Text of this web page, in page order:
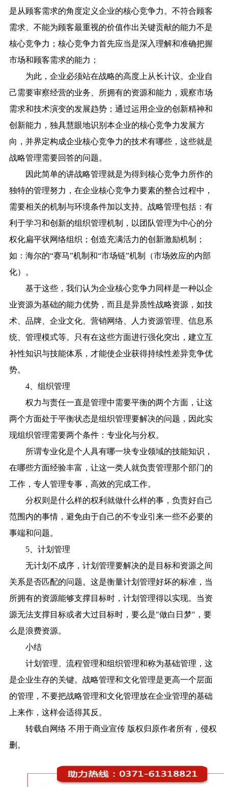
是从顾客需求的角度定义企业的核心竞争力。不符合顾客
需求、不能为顾客最重视的价值作出关键贡献的能力不是
核心竞争力；核心竞争力首先应当是深入理解和准确把握
市场和顾客需求的能力；
为此，企业必须站在战略的高度上从长计议。企业自
己需要审察经营的业务、所拥有的资源和能力，观察市场
需求和技术演变的发展趋势；通过运用企业的创新精神和
创新能力，独具慧眼地识别本企业的核心竞争力发展方
向，并界定构成企业核心竞争力的技术有哪些，这些就是
战略管理需要回答的问题。
因此简单的讲战略管理就是为得到核心竞争力所作的
独特的管理努力，在企业核心竞争力要素的整合过程中，
需要相关的机制与环境条件加以支持。战略管理包括：有
利于学习和创新的组织管理机制，以团队管理为中心的分
权化扁平状网络组织；创造充满活力的创新激励机制；
如：海尔的“赛马”机制和“市场链”机制（市场效应的内部
化）。
基于这些，我们认为企业核心竞争力同样是一种以企
业资源为基础的能力优势，而且是异质性战略资源，如技
术、品牌、企业文化、营销网络、人力资源管理、信息系
统、管理模式等。只有在这些方面进行强化突出，建立互
补性知识与技能体系，才能使企业获得持续性差异竞争优
势。
4、组织管理
权力与责任一直是管理中需要平衡的两个方面，让这
两个方面处于平衡状态是组织管理要解决的问题，因此实
现组织管理需要两个条件：专业化与分权。
所谓专业化是个人具有哪一块专业领域的技能知识，
在哪些方面经验丰富，让这一类人就负责管理那个部门的
工作，专人管理专事，高效的完成工作。
分权则是什么样的权利就做什么样的事，负责好自己
范围内的事情，避免由于自己的不专业引来一些不必要的
事端和问题。
5、计划管理
无计划不成序，计划管理要解决的是目标和资源之间
关系是否匹配的问题。这是衡量计划管理好坏的标准，当
所拥有的资源能够支撑目标时，计划管理得以实现。当资
源无法支撑目标或者大过目标时，要么是"做白日梦"，要
么是浪费资源。
小结
计划管理、流程管理和组织管理和称为基础管理，这
是企业生存的关键。战略管理和文化管理是更高一个层面
的管理，不要把战略管理和文化管理放在企业管理的基础
上来作，这样会适得其反。
转载自网络 不用于商业宣传 版权归原作者所有，侵权
删。